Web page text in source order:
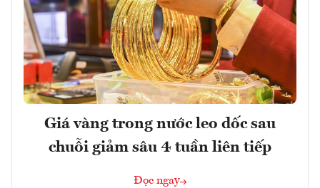
Giá vàng trong nước leo dốc sau
chuỗi giảm sâu 4 tuần liên tiếp
Đọc ngay